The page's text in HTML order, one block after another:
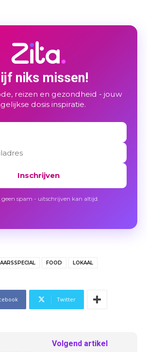
niks missen!
reizen en gezondheid - jouw
dosis inspiratie.
Inschrijven
geen spam - uitschrijven kan altijd.
FOOD LOKAAL
Twitter
Volgend artikel